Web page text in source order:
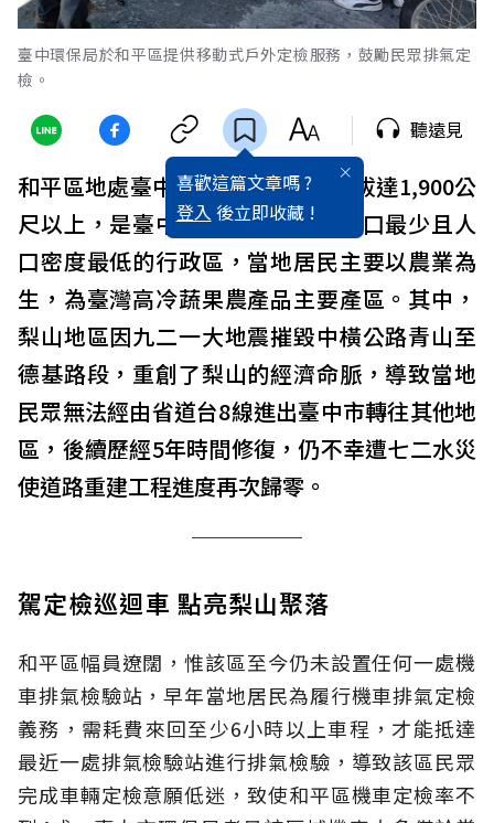
臺中環保局於和平區提供移動式戶外定檢服務，鼓勵民眾排氣定
檢。
喜歡這篇文章嗎 ?
登入 後立即收藏 !
聽遠見
和平區地處臺中東部山區，平均海拔達1,900公
尺以上，是臺中市面積最大，但人口最少且人
口密度最低的行政區，當地居民主要以農業為
生，為臺灣高冷蔬果農產品主要產區。其中，
梨山地區因九二一大地震摧毀中橫公路青山至
德基路段，重創了梨山的經濟命脈，導致當地
民眾無法經由省道台8線進出臺中市轉往其他地
區，後續歷經5年時間修復，仍不幸遭七二水災
使道路重建工程進度再次歸零。
駕定檢巡迴車 點亮梨山聚落
和平區幅員遼闊，惟該區至今仍未設置任何一處機
車排氣檢驗站，早年當地居民為履行機車排氣定檢
義務，需耗費來回至少6小時以上車程，才能抵達
最近一處排氣檢驗站進行排氣檢驗，導致該區民眾
完成車輛定檢意願低迷，致使和平區機車定檢率不